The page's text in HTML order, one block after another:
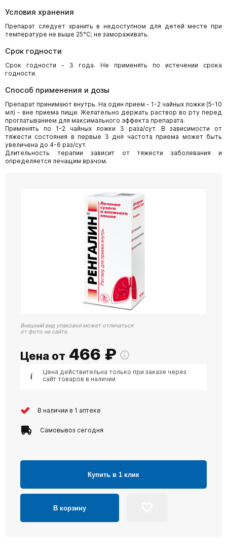
Условия хранения
Препарат следует хранить в недоступном для детей месте при
температуре не выше 25°С; не замораживать.
Срок годности
Срок годности - 3 года. Не применять по истечении срока
годности.
Способ применения и дозы
Препарат принимают внутрь. На один прием - 1-2 чайных ложки (5-10
мл) - вне приема пищи. Желательно держать раствор во рту перед
проглатыванием для максимального эффекта препарата.
Применять по 1-2 чайных ложки 3 раза/сут. В зависимости от
тяжести состояния в первые 3 дня частота приема может быть
увеличена до 4-6 раз/сут.
Длительность терапии зависит от тяжести заболевания и
определяется лечащим врачом.
Внешний вид упаковки может отличаться
от фото на сайте.
Цена от 466 ₽
Цена действительна только при заказе через
сайт товаров в наличии
В наличии в 1 аптеке
Самовывоз сегодня
Купить в 1 клик
В корзину